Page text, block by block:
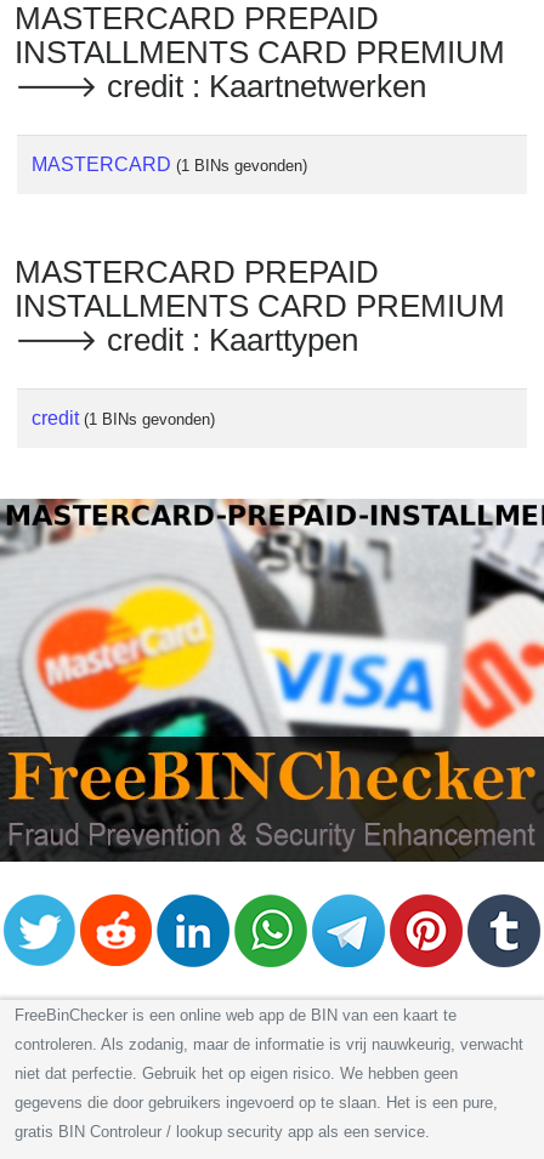
MASTERCARD PREPAID
INSTALLMENTS CARD PREMIUM
🡒 credit : Kaartnetwerken
MASTERCARD (1 BINs gevonden)
MASTERCARD PREPAID
INSTALLMENTS CARD PREMIUM
🡒 credit : Kaarttypen
credit (1 BINs gevonden)
FreeBinChecker is een online web app de BIN van een kaart te
controleren. Als zodanig, maar de informatie is vrij nauwkeurig, verwacht
niet dat perfectie. Gebruik het op eigen risico. We hebben geen
gegevens die door gebruikers ingevoerd op te slaan. Het is een pure,
gratis BIN Controleur / lookup security app als een service.